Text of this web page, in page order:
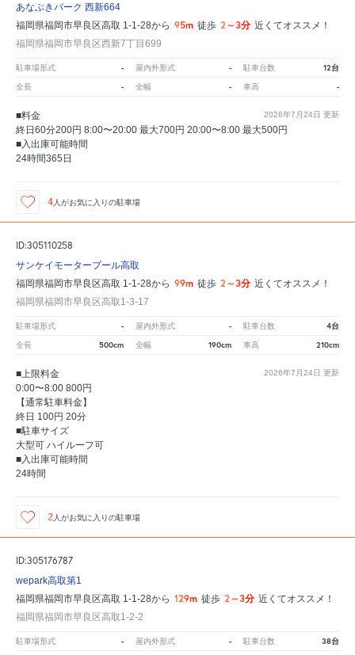
あなぶきパーク 西新664
福岡県福岡市早良区高取 1-1-28から 95m 徒歩 2～3分 近くてオススメ！
福岡県福岡市早良区西新7丁目699
駐車場形式 - 屋内外形式 - 駐車台数 12台
全長 - 全幅 - 車高 -
2026年7月24日 更新
■料金
終日60分200円 8:00〜20:00 最大700円 20:00〜8:00 最大500円
■入出庫可能時間
24時間365日
4 人がお気に入りの駐車場
ID:305110258
サンケイモータープール高取
福岡県福岡市早良区高取 1-1-28から 99m 徒歩 2～3分 近くてオススメ！
福岡県福岡市早良区高取1-3-17
駐車場形式 - 屋内外形式 - 駐車台数 4台
全長 500cm 全幅 190cm 車高 210cm
2026年7月24日 更新
■上限料金
0:00〜8:00 800円
【通常駐車料金】
終日 100円 20分
■駐車サイズ
大型可 ハイルーフ可
■入出庫可能時間
24時間
2 人がお気に入りの駐車場
ID:305176787
wepark高取第1
福岡県福岡市早良区高取 1-1-28から 129m 徒歩 2～3分 近くてオススメ！
福岡県福岡市早良区高取1-2-2
駐車場形式 - 屋内外形式 - 駐車台数
38台